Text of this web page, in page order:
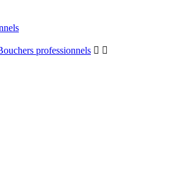
professionnels  